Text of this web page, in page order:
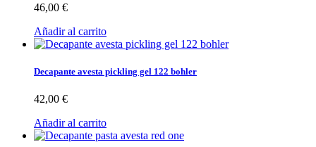
46,00 €
Añadir al carrito
Decapante avesta pickling gel 122 bohler
42,00 €
Añadir al carrito